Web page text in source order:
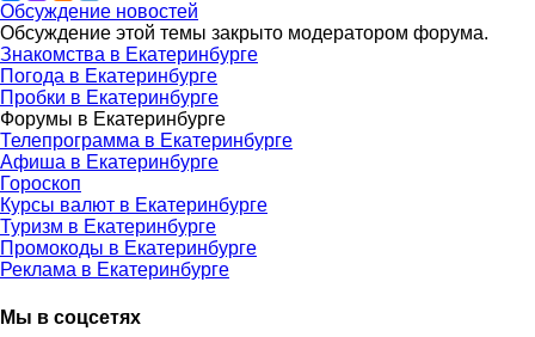
Обсуждение новостей
Обсуждение этой темы закрыто модератором форума.
Знакомства в Екатеринбурге
Погода в Екатеринбурге
Пробки в Екатеринбурге
Форумы в Екатеринбурге
Телепрограмма в Екатеринбурге
Афиша в Екатеринбурге
Гороскоп
Курсы валют в Екатеринбурге
Туризм в Екатеринбурге
Промокоды в Екатеринбурге
Реклама в Екатеринбурге
Мы в соцсетях